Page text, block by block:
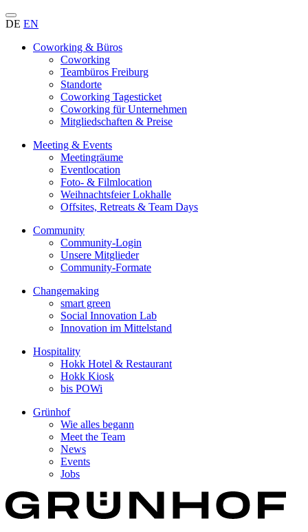
DE EN
Coworking & Büros
Coworking
Teambüros Freiburg
Standorte
Coworking Tagesticket
Coworking für Unternehmen
Mitgliedschaften & Preise
Meeting & Events
Meetingräume
Eventlocation
Foto- & Filmlocation
Weihnachtsfeier Lokhalle
Offsites, Retreats & Team Days
Community
Community-Login
Unsere Mitglieder
Community-Formate
Changemaking
smart green
Social Innovation Lab
Innovation im Mittelstand
Hospitality
Hokk Hotel & Restaurant
Hokk Kiosk
bis POWi
Grünhof
Wie alles begann
Meet the Team
News
Events
Jobs